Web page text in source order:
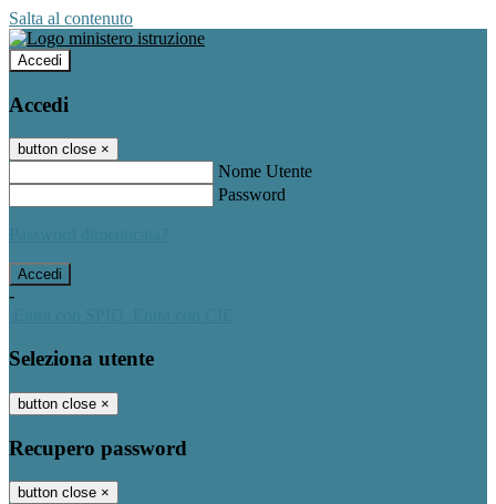
Salta al contenuto
Accedi
Accedi
button close ×
Nome Utente
Password
-
Seleziona utente
button close ×
Recupero password
button close ×